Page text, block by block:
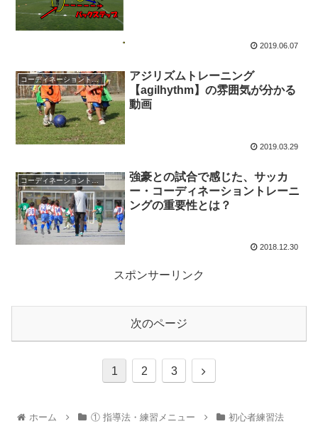
2019.06.07
コーディネーショントレーニング
アジリズムトレーニング
【agilhythm】の雰囲気が分かる
動画
2019.03.29
コーディネーショントレーニング
強豪との試合で感じた、サッカ
ー・コーディネーショントレーニ
ングの重要性とは？
2018.12.30
スポンサーリンク
次のページ
1 2 3
ホーム ① 指導法・練習メニュー 初心者練習法